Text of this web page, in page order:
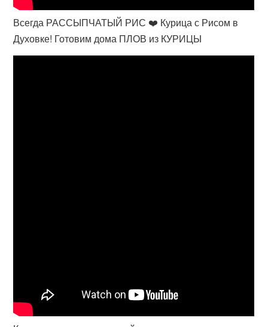
Всегда РАССЫПЧАТЫЙ РИС ❤️ Курица с Рисом в
Духовке! Готовим дома ПЛОВ из КУРИЦЫ